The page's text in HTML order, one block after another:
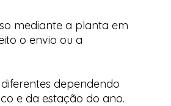
mediante a planta em
o envio ou a
dependendo
e da estação do ano.